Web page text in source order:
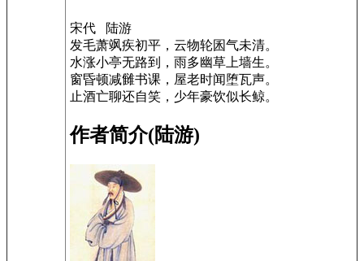
宋代 陆游
发毛萧飒疾初平，云物轮囷气未清。
水涨小亭无路到，雨多幽草上墙生。
窗昏顿减雠书课，屋老时闻堕瓦声。
止酒亡聊还自笑，少年豪饮似长鲸。
作者简介(陆游)